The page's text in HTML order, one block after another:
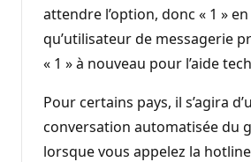
attendre l’option, donc « 1 »
qu’utilisateur de messagerie
« 1 » à nouveau pour l’aide
Pour certains pays, il s’agira
conversation automatisée du
lorsque vous appelez la